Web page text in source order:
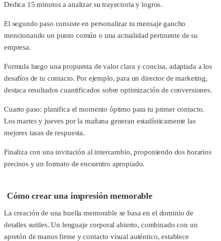
Dedica 15 minutos a analizar su trayectoria y logros.
El segundo paso consiste en personalizar tu mensaje gancho
mencionando un punto común o una actualidad pertinente de su
empresa.
Formula luego una propuesta de valor clara y concisa, adaptada a los
desafíos de tu contacto. Por ejemplo, para un director de marketing,
destaca resultados cuantificados sobre optimización de conversiones.
Cuarto paso: planifica el momento óptimo para tu primer contacto.
Los martes y jueves por la mañana generan estadísticamente las
mejores tasas de respuesta.
Finaliza con una invitación al intercambio, proponiendo dos horarios
precisos y un formato de encuentro apropiado.
Cómo crear una impresión memorable
La creación de una huella memorable se basa en el dominio de
detalles sutiles. Un lenguaje corporal abierto, combinado con un
apretón de manos firme y contacto visual auténtico, establece